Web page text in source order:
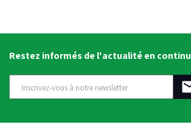
Restez informés de l'actualité en continu